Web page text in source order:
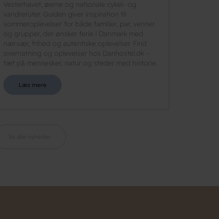
Vesterhavet, øerne og nationale cykel- og
vandreruter. Guiden giver inspiration til
sommeroplevelser for både familier, par, venner
og grupper, der ønsker ferie i Danmark med
nærvær, frihed og autentiske oplevelser. Find
overnatning og oplevelser hos Danhostel.dk –
tæt på mennesker, natur og steder med historie.
Læs mere